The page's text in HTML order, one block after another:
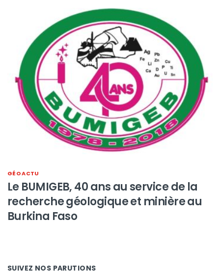
GÉO ACTU
Le BUMIGEB, 40 ans au service de la
recherche géologique et minière au
Burkina Faso
SUIVEZ NOS PARUTIONS